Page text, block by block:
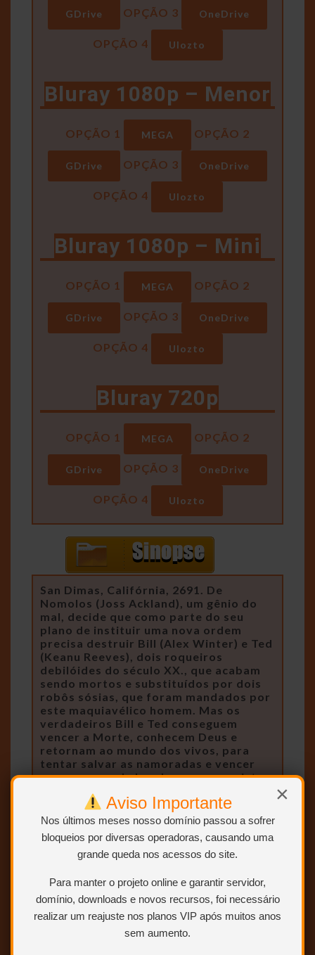
×
Aviso Importante
Nos últimos meses nosso domínio passou a sofrer
bloqueios por diversas operadoras, causando uma
grande queda nos acessos do site.
Para manter o projeto online e garantir servidor,
domínio, downloads e novos recursos, foi necessário
realizar um reajuste nos planos VIP após muitos anos
sem aumento.
GDrive OPÇÃO 3 OneDrive
OPÇÃO 4 Ulozto
Bluray 1080p – Menor
OPÇÃO 1 MEGA OPÇÃO 2
GDrive OPÇÃO 3 OneDrive
OPÇÃO 4 Ulozto
Bluray 1080p – Mini
OPÇÃO 1 MEGA OPÇÃO 2
GDrive OPÇÃO 3 OneDrive
OPÇÃO 4 Ulozto
Bluray 720p
OPÇÃO 1 MEGA OPÇÃO 2
GDrive OPÇÃO 3 OneDrive
OPÇÃO 4 Ulozto
San Dimas, Califórnia, 2691. De
Nomolos (Joss Ackland), um gênio do
mal, decide que como parte do seu
plano de instituir uma nova ordem
precisa destruir Bill (Alex Winter) e Ted
(Keanu Reeves), dois roqueiros
debilóides do século XX., que acabam
sendo mortos e substituídos por dois
robôs sósias, que foram mandados por
este maquiavélico homem. Mas os
verdadeiros Bill e Ted conseguem
vencer a Morte, conhecem Deus e
retornam ao mundo dos vivos, para
tentar salvar as namoradas e vencer
um concurso de bandas, mas para isto
precisam também derrotar os robôs-